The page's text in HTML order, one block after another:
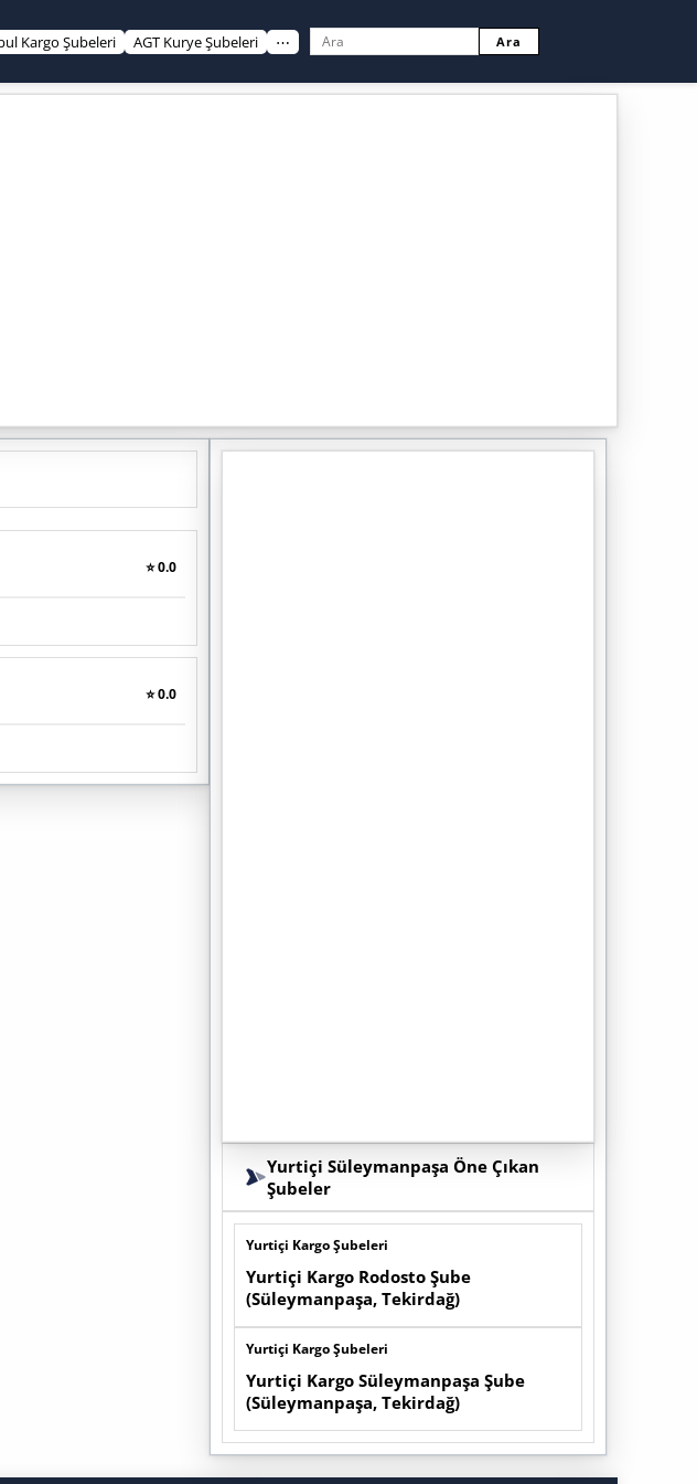
Kargo Şubeleri AGT Kurye Şubeleri ⋯ Ara
⭐ 0.0
⭐ 0.0
Yurtiçi Süleymanpaşa Öne Çıkan
Şubeler
Yurtiçi Kargo Şubeleri
Yurtiçi Kargo Rodosto Şube
(Süleymanpaşa, Tekirdağ)
Yurtiçi Kargo Şubeleri
Yurtiçi Kargo Süleymanpaşa Şube
(Süleymanpaşa, Tekirdağ)